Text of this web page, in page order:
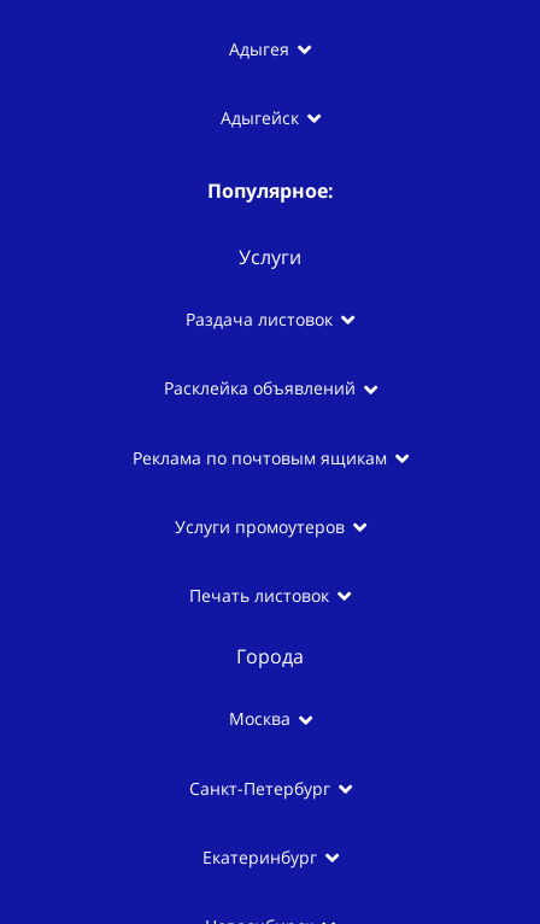
Адыгея
Адыгейск
Популярное:
Услуги
Раздача листовок
Расклейка объявлений
Реклама по почтовым ящикам
Услуги промоутеров
Печать листовок
Города
Москва
Санкт-Петербург
Екатеринбург